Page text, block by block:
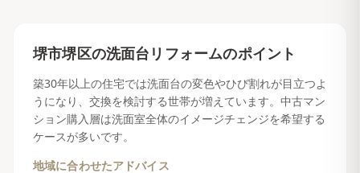
堺市堺区の洗面台リフォームのポイント
築30年以上の住宅では洗面台の変色やひび割れが目立つよ
うになり、交換を検討する世帯が増えています。中古マン
ション購入層は洗面室全体のイメージチェンジを希望する
ケースが多いです。
地域に合わせたアドバイス